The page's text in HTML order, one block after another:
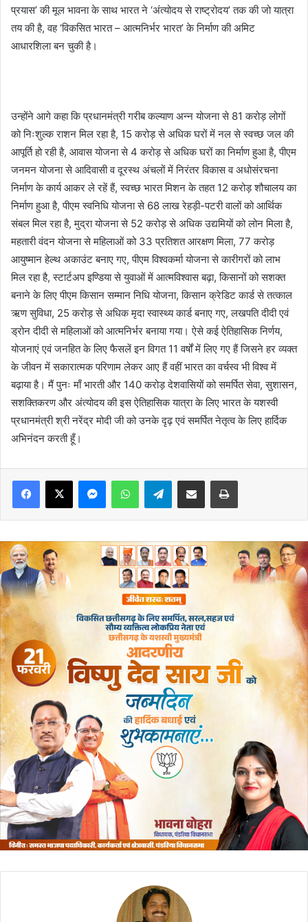
प्रयास’ की मूल भावना के साथ भारत ने ‘अंत्योदय से राष्ट्रोदय’ तक की जो यात्रा
तय की है, वह ‘विकसित भारत – आत्मनिर्भर भारत’ के निर्माण की अमिट
आधारशिला बन चुकी है।
उन्होंने आगे कहा कि प्रधानमंत्री गरीब कल्याण अन्न योजना से 81 करोड़ लोगों
को निःशुल्क राशन मिल रहा है, 15 करोड़ से अधिक घरों में नल से स्वच्छ जल की
आपूर्ति हो रही है, आवास योजना से 4 करोड़ से अधिक घरों का निर्माण हुआ है, पीएम
जनमन योजना से आदिवासी व दूरस्थ अंचलों में निरंतर विकास व अधोसंरचना
निर्माण के कार्य आकर ले रहें हैं, स्वच्छ भारत मिशन के तहत 12 करोड़ शौचालय का
निर्माण हुआ है, पीएम स्वनिधि योजना से 68 लाख रेहड़ी-पटरी वालों को आर्थिक
संबल मिल रहा है, मुद्रा योजना से 52 करोड़ से अधिक उद्यमियों को लोन मिला है,
महतारी वंदन योजना से महिलाओं को 33 प्रतिशत आरक्षण मिला, 77 करोड़
आयुष्मान हेल्थ अकाउंट बनाए गए, पीएम विश्वकर्मा योजना से कारीगरों को लाभ
मिल रहा है, स्टार्टअप इण्डिया से युवाओं में आत्मविश्वास बढ़ा, किसानों को सशक्त
बनाने के लिए पीएम किसान सम्मान निधि योजना, किसान क्रेडिट कार्ड से तत्काल
ऋण सुविधा, 25 करोड़ से अधिक मृदा स्वास्थ्य कार्ड बनाए गए, लखपति दीदी एवं
ड्रोन दीदी से महिलाओं को आत्मनिर्भर बनाया गया। ऐसे कई ऐतिहासिक निर्णय,
योजनाएं एवं जनहित के लिए फैसलें इन विगत 11 वर्षों में लिए गए हैं जिसने हर व्यक्त
के जीवन में सकारात्मक परिणाम लेकर आए हैं वहीं भारत का वर्चस्व भी विश्व में
बढ़ाया है। मैं पुनः माँ भारती और 140 करोड़ देशवासियों को समर्पित सेवा, सुशासन,
सशक्तिकरण और अंत्योदय की इस ऐतिहासिक यात्रा के लिए भारत के यशस्वी
प्रधानमंत्री श्री नरेंद्र मोदी जी को उनके दृढ़ एवं समर्पित नेतृत्व के लिए हार्दिक
अभिनंदन करती हूँ।
Telegram